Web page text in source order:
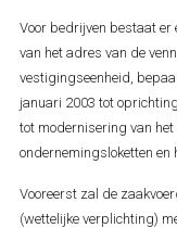
Voor bedrijven bestaat
van het adres van de
vestigingseenheid,
januari 2003 tot
tot modernisering van
ondernemingsloketten en
Vooreerst zal de
(wettelijke verplichting)